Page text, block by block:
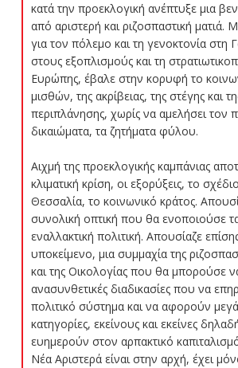
κατά την προεκλογική ανέπτυξε μια
από αριστερή και ριζοσπαστική ματιά.
για τον πόλεμο και τη γενοκτονία στη
στους εξοπλισμούς και τη
Ευρώπης, έβαλε στην κορυφή το
μισθών, της ακρίβειας, της στέγης και
περιπλάνησης, χωρίς να αμελήσει τον
δικαιώματα, τα ζητήματα φύλου.
Αιχμή της προεκλογικής καμπάνιας
κλιματική κρίση, οι εξορύξεις, το
Θεσσαλία, το κοινωνικό κράτος.
συνολική οπτική που θα ενοποιούσε
εναλλακτική πολιτική. Απουσίαζε
υποκείμενο, μια συμμαχία της
και της Οικολογίας που θα μπορούσε
ανασυνθετικές διαδικασίες που να
πολιτικό σύστημα και να αφορούν
κατηγορίες, εκείνους και εκείνες
ευημερούν στον αρπακτικό
Νέα Αριστερά είναι στην αρχή, έχει